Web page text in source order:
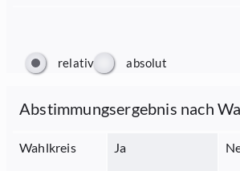
relativ absolut
Abstimmungsergebnis nach
Wahlkreis Ja